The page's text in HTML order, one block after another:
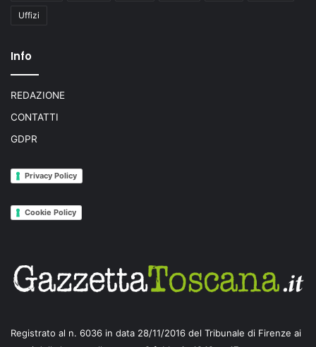
Uffizi
Info
REDAZIONE
CONTATTI
GDPR
Privacy Policy
Cookie Policy
Registrato al n. 6036 in data 28/11/2016 del Tribunale di Firenze ai